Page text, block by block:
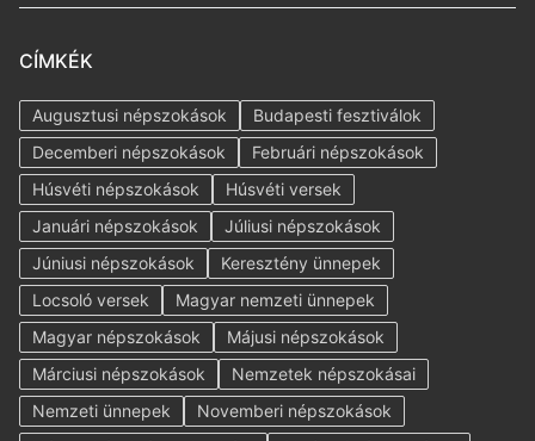
CÍMKÉK
Augusztusi népszokások
Budapesti fesztiválok
Decemberi népszokások
Februári népszokások
Húsvéti népszokások
Húsvéti versek
Januári népszokások
Júliusi népszokások
Júniusi népszokások
Keresztény ünnepek
Locsoló versek
Magyar nemzeti ünnepek
Magyar népszokások
Májusi népszokások
Márciusi népszokások
Nemzetek népszokásai
Nemzeti ünnepek
Novemberi népszokások